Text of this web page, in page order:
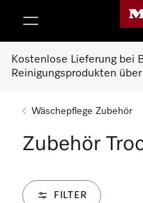
Kostenlose Lieferung bei
Reinigungsprodukten
Wäschepflege Zubehör
Zubehör
FILTER